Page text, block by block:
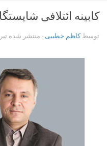
کابینه ائتلافی
توسطکاظم خطیبی · منتشر شده تیر ۲۱, ۱۴۰۳